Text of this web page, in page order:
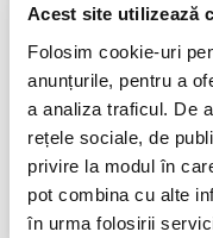
Acest site utilizează
Folosim cookie-uri
anunțurile, pentru a
a analiza traficul. De
rețele sociale, de
privire la modul în
pot combina cu alte
în urma folosirii